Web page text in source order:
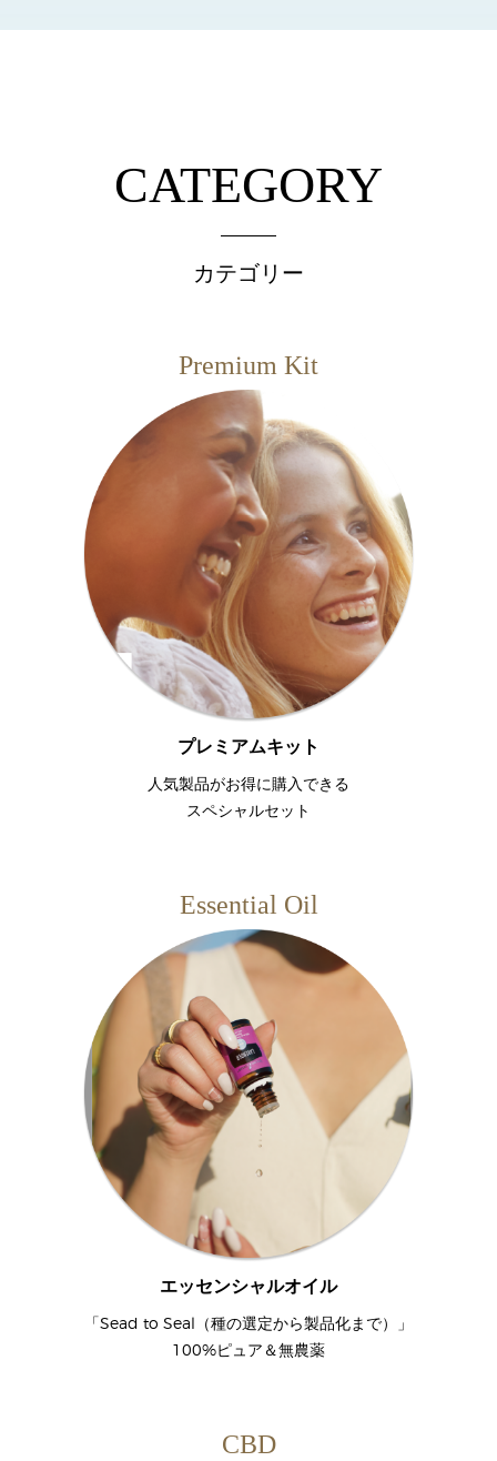
CATEGORY
カテゴリー
Premium Kit
プレミアムキット
人気製品がお得に購入できる
スペシャルセット
Essential Oil
エッセンシャルオイル
「Sead to Seal（種の選定から製品化まで）」
100%ピュア＆無農薬
CBD